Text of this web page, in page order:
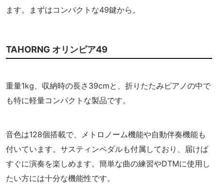
ます。まずはコンパクトな49鍵から。
TAHORNG オリンピア49
重量1kg、収納時の長さ39cmと、折りたたみピアノの中で
も特に軽量コンパクトな製品です。
音色は128個搭載で、メトロノーム機能や自動伴奏機能も
付いています。サスティンペダルも付属しており、届けば
すぐに演奏を楽しめます。簡単な曲の練習やDTMに使用し
たい方には十分な機能性です。